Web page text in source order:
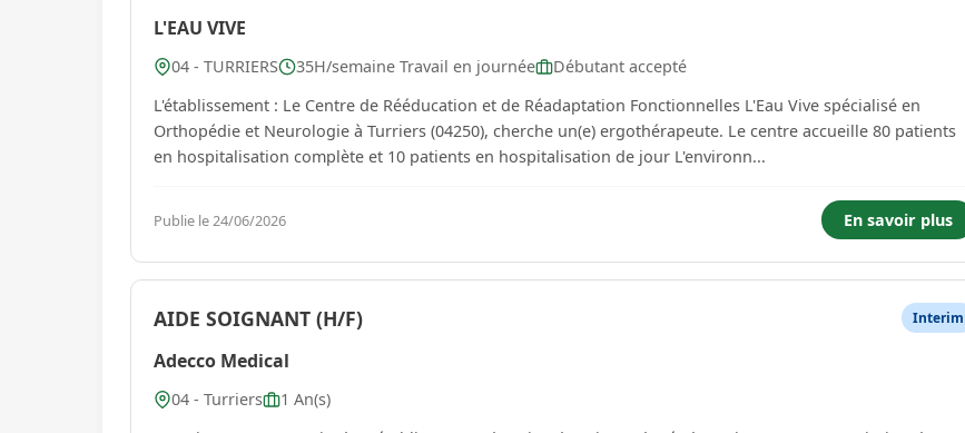
L'EAU VIVE
04 - TURRIERS 35H/semaine Travail en journée
Débutant accepté
L'établissement : Le Centre de Rééducation et de Réadaptation Fonctionnelles L'Eau Vive spécialisé en
Orthopédie et Neurologie à Turriers (04250), cherche un(e) ergothérapeute. Le centre accueille 80 patients
en hospitalisation complète et 10 patients en hospitalisation de jour L'environn...
Publie le 24/06/2026 En savoir plus
AIDE SOIGNANT (H/F) Interim
Adecco Medical
04 - Turriers
1 An(s)